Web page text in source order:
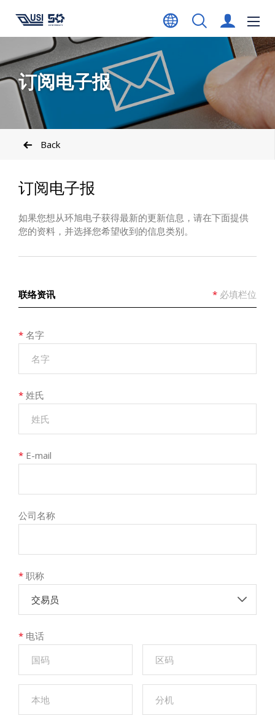
订阅电子报
Back
订阅电子报
如果您想从环旭电子获得最新的更新信息，请在下面提供
您的资料，并选择您希望收到的信息类别。
* 必填栏位
联络资讯
* 名字
* 姓氏
* E-mail
公司名称
* 职称
交易员
* 电话